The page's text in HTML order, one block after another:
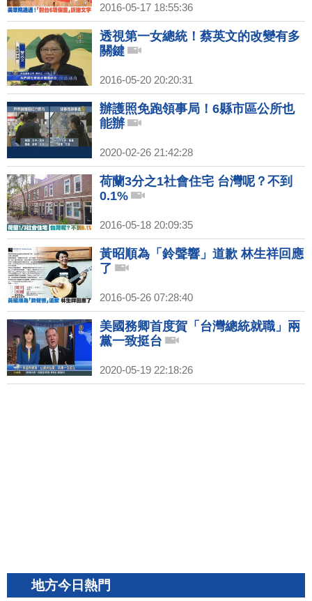
2016-05-17 18:55:36
透視第一女總統！蔡英文的改變有多
關鍵
2016-05-20 20:20:31
辦護照免跑領事局！6縣市區公所也
能辦
2020-02-26 21:42:28
荷蘭3分之1社會住宅 台灣呢？不到
0.1%
2016-05-18 20:09:35
黃昭順為「鈴聲響」道歉 林生祥回應
了
2016-05-26 07:28:40
美國務卿首度賀「台灣總統就職」兩
黨一致挺台
2020-05-19 22:18:26
地方今日熱門